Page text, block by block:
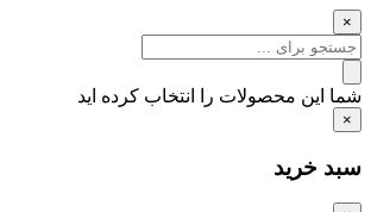
×
شما این محصولات را انتخاب کرده اید
×
سبد خرید